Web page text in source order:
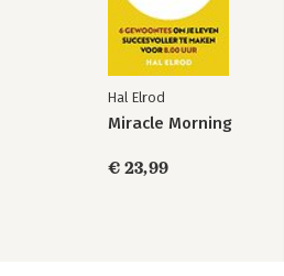
Hal Elrod
Miracle Morning
€ 23,99